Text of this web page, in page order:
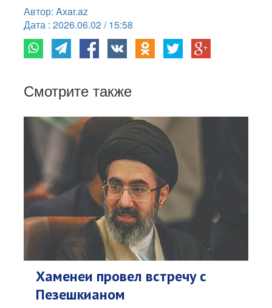
Автор: Axar.az
Дата : 2026.06.02 / 15:58
Смотрите также
Хаменеи провел встречу с
Пезешкианом